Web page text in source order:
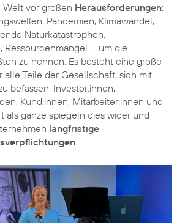
vor großen Herausforderungen:
Pandemien, Klimawandel,
Naturkatastrophen,
Ressourcenmangel … um die
zu nennen. Es besteht eine große
alle Teile der Gesellschaft, sich mit
befassen. Investor:innen,
Kund:innen, Mitarbeiter:innen und
als ganze spiegeln dies wider und
langfristige